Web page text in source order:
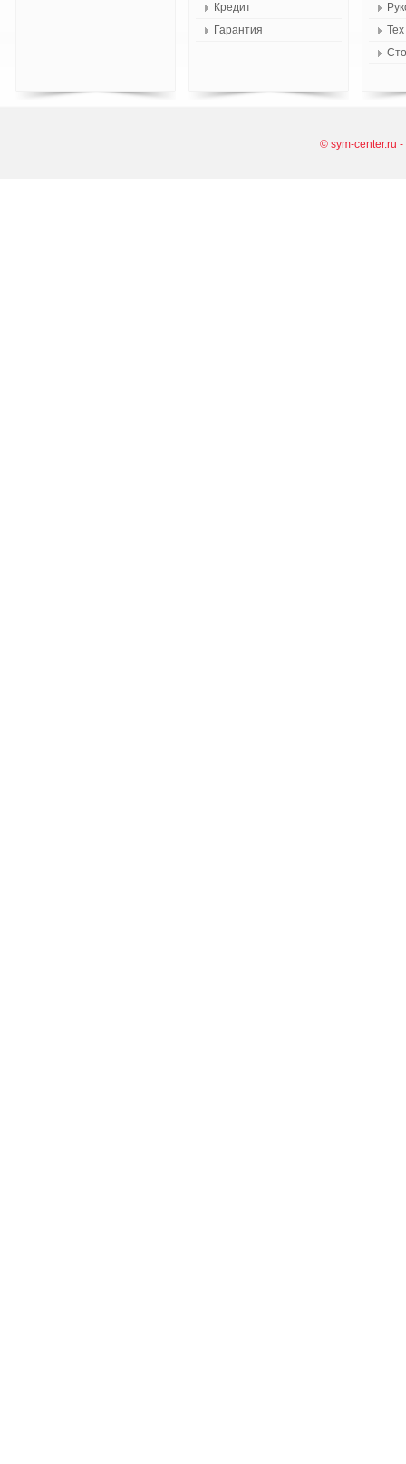
Кредит
Гарантия
© sym-center.ru -